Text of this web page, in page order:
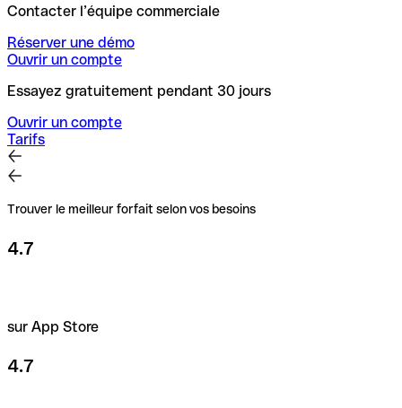
Contacter l’équipe commerciale
Réserver une démo
Ouvrir un compte
Essayez gratuitement pendant 30 jours
Ouvrir un compte
Tarifs
Trouver le meilleur forfait selon vos besoins
4.7
sur App Store
4.7